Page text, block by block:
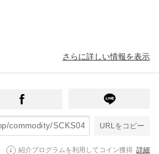
さらに詳しい情報を表示
URLをコピー
紹介プログラムを利用してコイン獲得 詳細